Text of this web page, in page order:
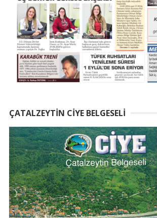
ÇATALZEYTIN CIYE BELGESELI